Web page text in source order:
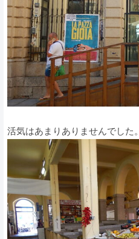
活気はあまりありませんでした。